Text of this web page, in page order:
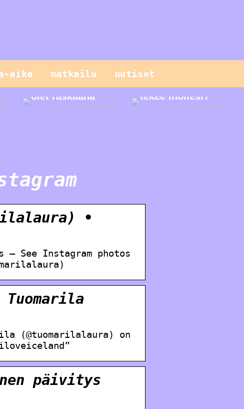
aika matkailu uutiset
geneettisistä
testeistä, kun
olet raskaana
Mitä seerumi
tekee ihollesi?
•
See Instagram photos
Tuomarila
(@tuomarilalaura) on
päivitys